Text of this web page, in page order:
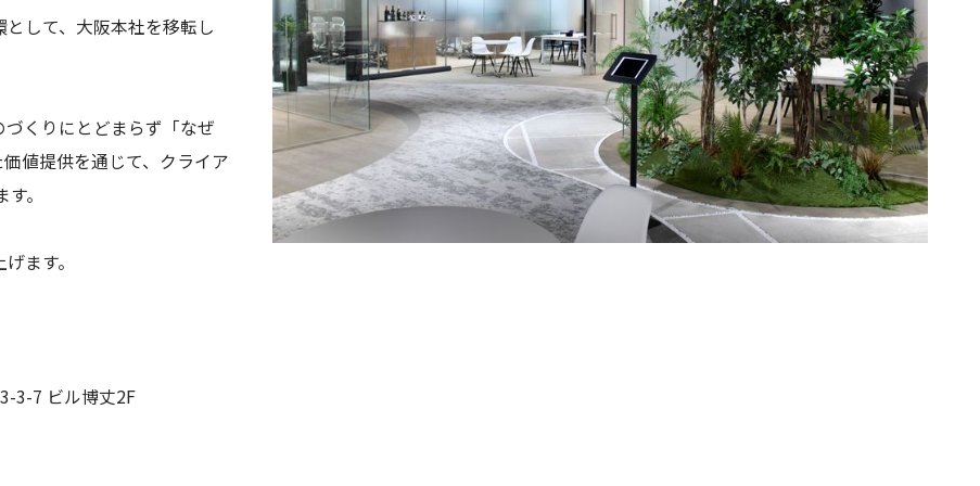
して、大阪本社を移転し
くりにとどまらず「なぜ
値提供を通じて、クライア
。
ます。
3-7 ビル博丈2F